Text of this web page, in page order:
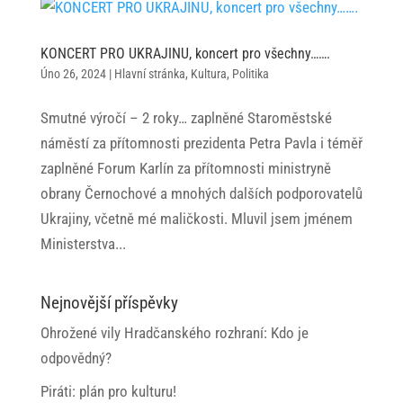
KONCERT PRO UKRAJINU, koncert pro všechny…….
Úno 26, 2024| Hlavní stránka, Kultura, Politika
Smutné výročí – 2 roky… zaplněné Staroměstské
náměstí za přítomnosti prezidenta Petra Pavla i téměř
zaplněné Forum Karlín za přítomnosti ministryně
obrany Černochové a mnohých dalších podporovatelů
Ukrajiny, včetně mé maličkosti. Mluvil jsem jménem
Ministerstva...
Nejnovější příspěvky
Ohrožené vily Hradčanského rozhraní: Kdo je
odpovědný?
Piráti: plán pro kulturu!